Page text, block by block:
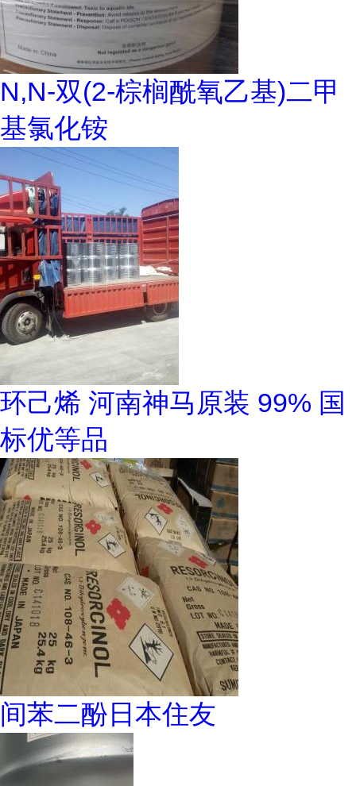
N,N-双(2-棕榈酰氧乙基)二甲
基氯化铵
环己烯 河南神马原装 99% 国
标优等品
间苯二酚日本住友